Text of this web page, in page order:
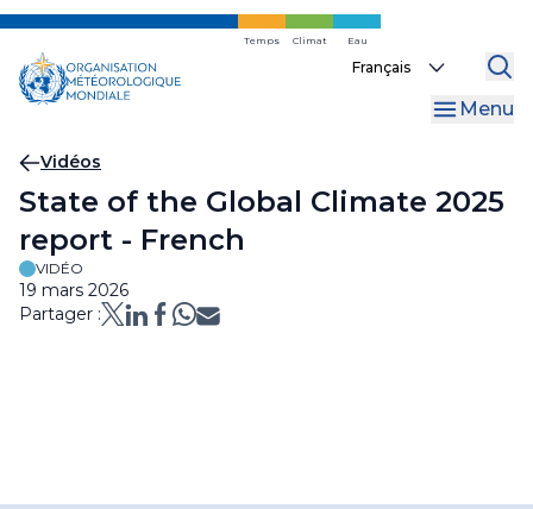
Skip
main
content
Temps Climat Eau
Select
Menu
Fil
d'Ariane
Vidéos
State of the Global Climate 2025
report - French
VIDÉO
19 mars 2026
Partager :